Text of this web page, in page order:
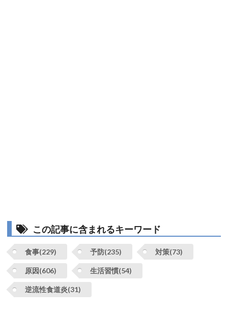
この記事に含まれるキーワード
食事(229) 予防(235) 対策(73)
原因(606) 生活習慣(54)
逆流性食道炎(31)